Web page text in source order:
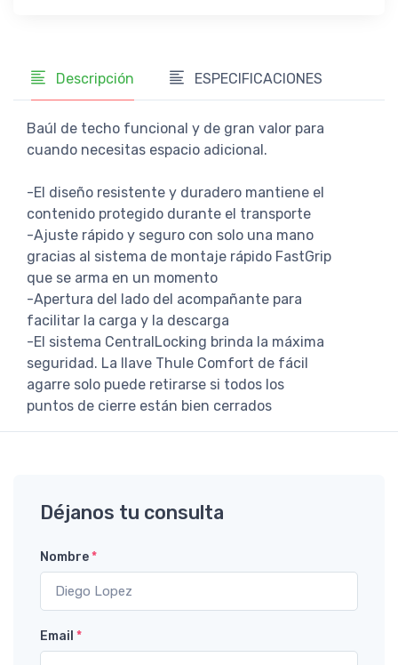
Descripción ESPECIFICACIONES
Baúl de techo funcional y de gran valor para
cuando necesitas espacio adicional.
-El diseño resistente y duradero mantiene el
contenido protegido durante el transporte
-Ajuste rápido y seguro con solo una mano
gracias al sistema de montaje rápido FastGrip
que se arma en un momento
-Apertura del lado del acompañante para
facilitar la carga y la descarga
-El sistema CentralLocking brinda la máxima
seguridad. La llave Thule Comfort de fácil
agarre solo puede retirarse si todos los
puntos de cierre están bien cerrados
Déjanos tu consulta
Nombre*
Email *